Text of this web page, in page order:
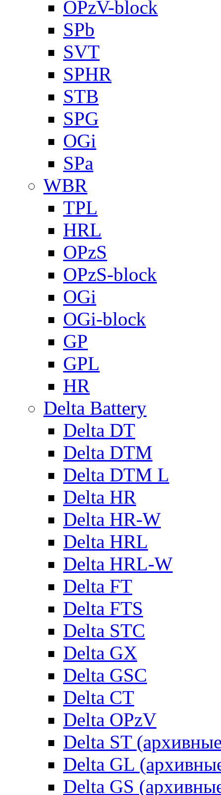
OPzV-block
SPb
SVT
SPHR
STB
SPG
OGi
SPa
WBR
TPL
HRL
OPzS
OPzS-block
OGi
OGi-block
GP
GPL
HR
Delta Battery
Delta DT
Delta DTM
Delta DTM L
Delta HR
Delta HR-W
Delta HRL
Delta HRL-W
Delta FT
Delta FTS
Delta STC
Delta GX
Delta GSC
Delta CT
Delta OPzV
Delta ST
Delta GL
Delta GS